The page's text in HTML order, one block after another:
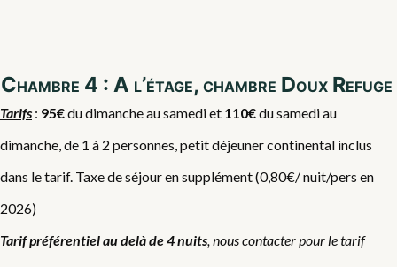
Chambre 4 : A l’étage, chambre Doux Refuge
Tarifs : 95€du dimanche au samedi et 110€du samedi au
dimanche, de 1 à 2 personnes, petit déjeuner continental inclus
dans le tarif. Taxe de séjour en supplément (0,80€/ nuit/pers en
2026)
Tarif préférentiel au delà de 4 nuits , nous contacter pour le tarif